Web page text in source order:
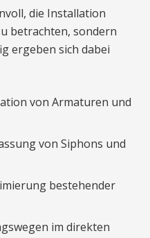
die Installation
betrachten, sondern
ergeben sich dabei
von Armaturen und
von Siphons und
bestehender
im direkten